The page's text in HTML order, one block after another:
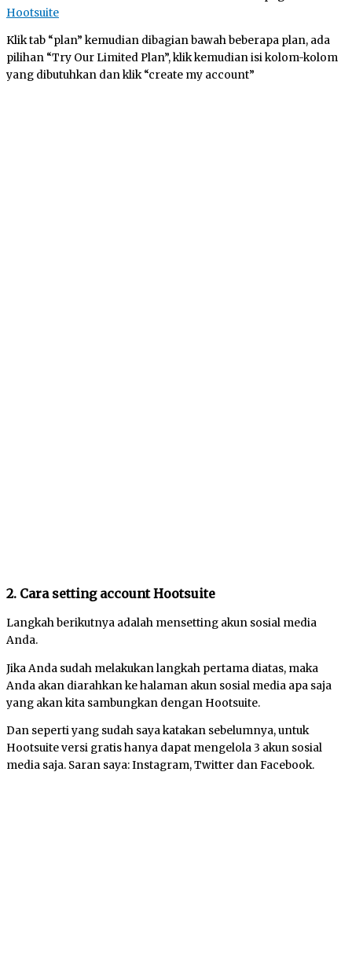
Hootsuite
Klik tab “plan” kemudian dibagian bawah beberapa plan, ada
pilihan “Try Our Limited Plan”, klik kemudian isi kolom-kolom
yang dibutuhkan dan klik “create my account”
2. Cara setting account Hootsuite
Langkah berikutnya adalah mensetting akun sosial media
Anda.
Jika Anda sudah melakukan langkah pertama diatas, maka
Anda akan diarahkan ke halaman akun sosial media apa saja
yang akan kita sambungkan dengan Hootsuite.
Dan seperti yang sudah saya katakan sebelumnya, untuk
Hootsuite versi gratis hanya dapat mengelola 3 akun sosial
media saja. Saran saya: Instagram, Twitter dan Facebook.